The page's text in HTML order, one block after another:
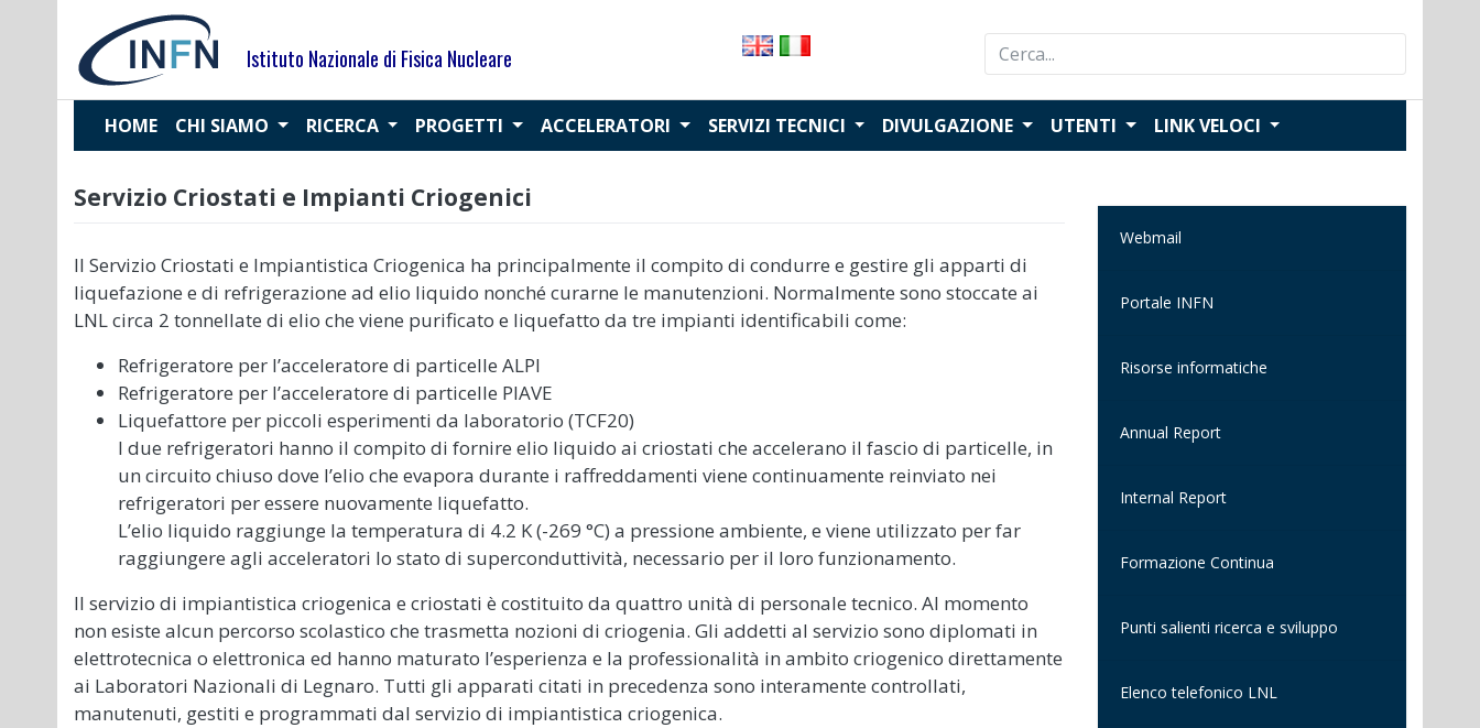
Istituto Nazionale di Fisica Nucleare
Search
HOME CHI SIAMO RICERCA PROGETTI ACCELERATORI SERVIZI TECNICI DIVULGAZIONE UTENTI LINK VELOCI
Servizio Criostati e Impianti Criogenici
Il Servizio Criostati e Impiantistica Criogenica ha principalmente il compito di condurre e gestire gli apparti di
liquefazione e di refrigerazione ad elio liquido nonché curarne le manutenzioni. Normalmente sono stoccate ai
LNL circa 2 tonnellate di elio che viene purificato e liquefatto da tre impianti identificabili come:
Refrigeratore per l’acceleratore di particelle ALPI
Refrigeratore per l’acceleratore di particelle PIAVE
Liquefattore per piccoli esperimenti da laboratorio (TCF20)
I due refrigeratori hanno il compito di fornire elio liquido ai criostati che accelerano il fascio di particelle, in
un circuito chiuso dove l’elio che evapora durante i raffreddamenti viene continuamente reinviato nei
refrigeratori per essere nuovamente liquefatto.
L’elio liquido raggiunge la temperatura di 4.2 K (-269 °C) a pressione ambiente, e viene utilizzato per far
raggiungere agli acceleratori lo stato di superconduttività, necessario per il loro funzionamento.
Il servizio di impiantistica criogenica e criostati è costituito da quattro unità di personale tecnico. Al momento
non esiste alcun percorso scolastico che trasmetta nozioni di criogenia. Gli addetti al servizio sono diplomati in
elettrotecnica o elettronica ed hanno maturato l’esperienza e la professionalità in ambito criogenico direttamente
ai Laboratori Nazionali di Legnaro. Tutti gli apparati citati in precedenza sono interamente controllati,
manutenuti, gestiti e programmati dal servizio di impiantistica criogenica.
Webmail
Portale INFN
Risorse informatiche
Annual Report
Internal Report
Formazione Continua
Punti salienti ricerca e sviluppo
Elenco telefonico LNL